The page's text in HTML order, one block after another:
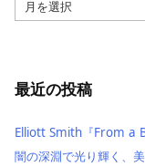
ー
最近の投稿
Elliott Smith『From a
闇の深淵で光り輝く、